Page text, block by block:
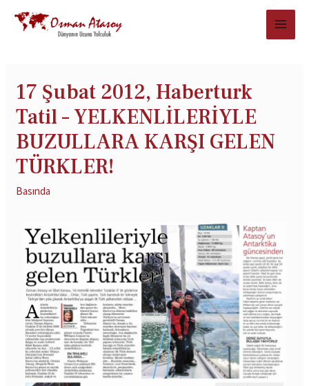
17 Şubat 2012, Haberturk
Tatil – YELKENLİLERİYLE
BUZULLARA KARŞI GELEN
TÜRKLER!
Basında